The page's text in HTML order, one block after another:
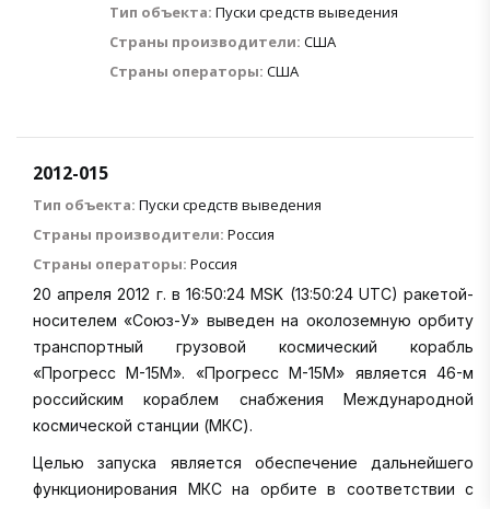
Тип объекта: Пуски средств выведения
Страны производители: США
Страны операторы: США
2012-015
Тип объекта: Пуски средств выведения
Страны производители: Россия
Страны операторы: Россия
20 апреля 2012 г. в 16:50:24 MSK (13:50:24 UTC) ракетой-
носителем «Союз-У» выведен на околоземную орбиту
транспортный грузовой космический корабль
«Прогресс М-15М». «Прогресс М-15М» является 46-м
российским кораблем снабжения Международной
космической станции (МКС).
Целью запуска является обеспечение дальнейшего
функционирования МКС на орбите в соответствии с